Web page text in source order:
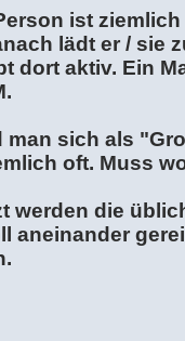
ist
lädt er / sie
dort aktiv. Ein
man sich als
oft. Muss
werden die
aneinander